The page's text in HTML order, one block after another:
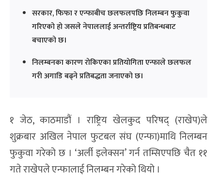
सरकार, फिफा र एन्फाबीच छलफलपछि निलम्बन फुकुवा
गरिएको हो जसले नेपाललाई अन्तर्राष्ट्रिय प्रतिबन्धबाट
बचाएको छ।
निलम्बनका कारण रोकिएका प्रतियोगिता एन्फाले छलफल
गरी अगाडि बढ्ने प्रतिबद्धता जनाएको छ।
१ जेठ, काठमाडौं । राष्ट्रिय खेलकुद परिषद् (राखेप)ले
शुक्रबार अखिल नेपाल फुटबल संघ (एन्फा)माथि निलम्बन
फुकुवा गरेको छ । ‘अर्ली इलेक्सन’ गर्न तम्सिएपछि चैत ११
गते राखेपले एन्फालाई निलम्बन गरेको थियो ।